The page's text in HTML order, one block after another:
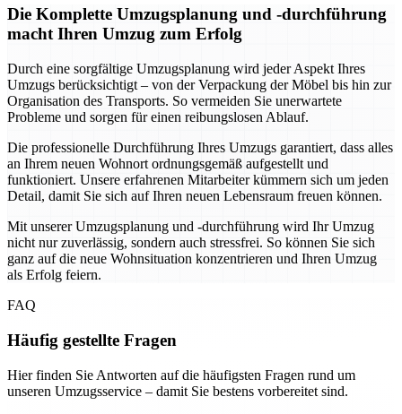
Die Komplette Umzugsplanung und -durchführung
macht Ihren Umzug zum Erfolg
Durch eine sorgfältige Umzugsplanung wird jeder Aspekt Ihres
Umzugs berücksichtigt – von der Verpackung der Möbel bis hin zur
Organisation des Transports. So vermeiden Sie unerwartete
Probleme und sorgen für einen reibungslosen Ablauf.
Die professionelle Durchführung Ihres Umzugs garantiert, dass alles
an Ihrem neuen Wohnort ordnungsgemäß aufgestellt und
funktioniert. Unsere erfahrenen Mitarbeiter kümmern sich um jeden
Detail, damit Sie sich auf Ihren neuen Lebensraum freuen können.
Mit unserer Umzugsplanung und -durchführung wird Ihr Umzug
nicht nur zuverlässig, sondern auch stressfrei. So können Sie sich
ganz auf die neue Wohnsituation konzentrieren und Ihren Umzug
als Erfolg feiern.
FAQ
Häufig gestellte Fragen
Hier finden Sie Antworten auf die häufigsten Fragen rund um
unseren Umzugsservice – damit Sie bestens vorbereitet sind.